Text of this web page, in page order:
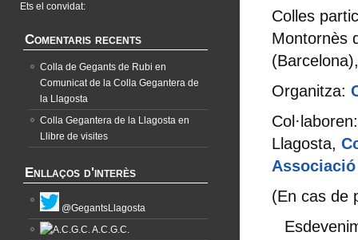
Colles
Montornès
Organitza:
Llagosta,
(En cas de
Ets el convidat:
Comentaris recents
Colla de Gegants de Rubi en
Comunicat de la Colla Gegantera de
la Llagosta
Colla Gegantera de la Llagosta en
Llibre de visites
Enllaços d'interès
@GegantsLlagosta
A.C.G.C.